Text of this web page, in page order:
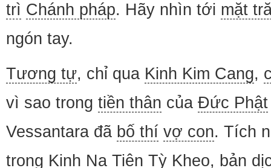
trì Chánh pháp. Hãy nhìn tới mặt
ngón tay.
Tương tự, chỉ qua Kinh Kim Cang,
vì sao trong tiền thân của Đức Phật
Vessantara đã bố thí vợ con. Tích
trong Kinh Na Tiên Tỳ Kheo, bản